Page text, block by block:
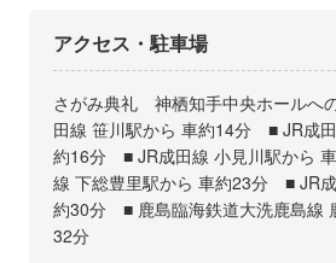
アクセス・駐車場
さがみ典礼 神栖知手中央ホールへ
田線 笹川駅から 車約14分 ■ JR成
約16分 ■ JR成田線 小見川駅から
線 下総豊里駅から 車約23分 ■ JR
約30分 ■ 鹿島臨海鉄道大洗鹿島線
32分